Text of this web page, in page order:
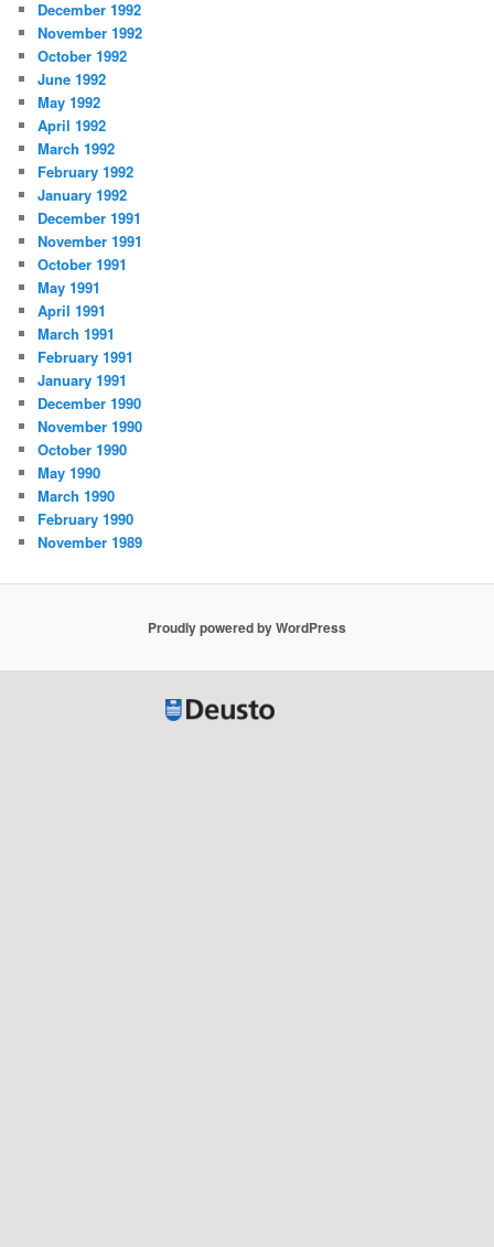
December 1992
November 1992
October 1992
June 1992
May 1992
April 1992
March 1992
February 1992
January 1992
December 1991
November 1991
October 1991
May 1991
April 1991
March 1991
February 1991
January 1991
December 1990
November 1990
October 1990
May 1990
March 1990
February 1990
November 1989
Proudly powered by WordPress